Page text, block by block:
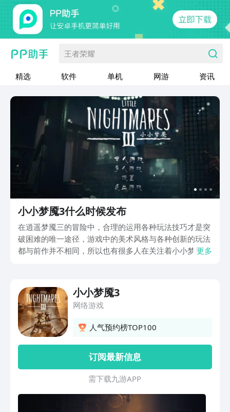
王者荣耀
精选 软件 单机 网游 资讯
小小梦魇3什么时候发布
在逍遥梦魇三的冒险中，合理的运用各种玩法技巧才是突
破困难的唯一途径，游戏中的美术风格与各种创新的玩法
都与前作并不相同，所以也有很多人在关注着小小梦魇3
更多
小小梦魇3
网络游戏
人气预约榜TOP100
订阅最新信息
需 下 载 九 游 A P P